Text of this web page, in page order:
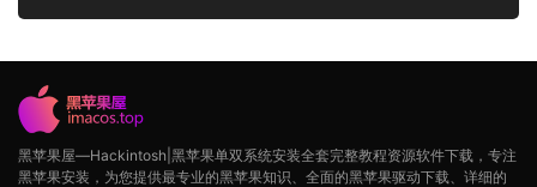
黑苹果屋—Hackintosh|黑苹果单双系统安装全套完整教程资源软件下载，专注
黑苹果安装，为您提供最专业的黑苹果知识、全面的黑苹果驱动下载、详细的